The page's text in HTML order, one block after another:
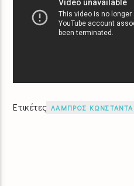
Ετικέτες ΛΑΜΠΡΟΣ